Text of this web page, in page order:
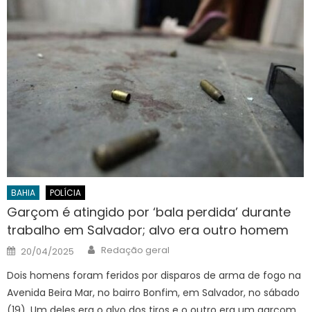
BAHIA POLÍCIA
Garçom é atingido por ‘bala perdida’ durante
trabalho em Salvador; alvo era outro homem
Posted
on
20/04/2025 Author
Redação geral
Dois homens foram feridos por disparos de arma de fogo na
Avenida Beira Mar, no bairro Bonfim, em Salvador, no sábado